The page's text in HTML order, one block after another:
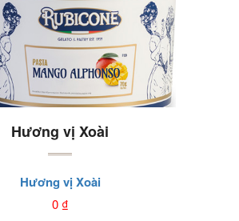
Hương vị Xoài
Hương vị Xoài
0₫